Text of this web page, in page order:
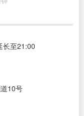
长至21:00
10号